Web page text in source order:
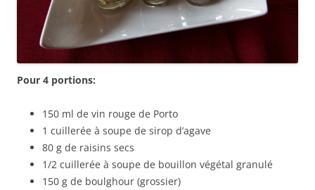
Pour 4 portions:
150 ml de vin rouge de Porto
1 cuillerée à soupe de sirop d’agave
80 g de raisins secs
1/2 cuillerée à soupe de bouillon végétal granulé
150 g de boulghour (grossier)